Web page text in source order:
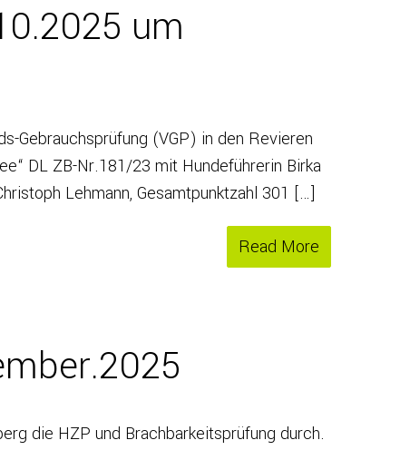
um
Gebrauchsprüfung (VGP) in den Revieren
DL ZB-Nr.181/23 mit Hundeführerin Birka
Lehmann, Gesamtpunktzahl 301 […]
Read More
die HZP und Brachbarkeitsprüfung durch.